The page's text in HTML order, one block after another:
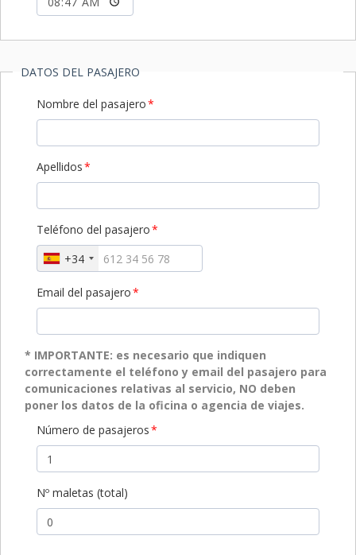
DATOS DEL PASAJERO
Nombre del pasajero
Apellidos
Teléfono del pasajero
+34
Email del pasajero
* IMPORTANTE: es necesario que indiquen
correctamente el teléfono y email del pasajero para
comunicaciones relativas al servicio, NO deben
poner los datos de la oficina o agencia de viajes.
Número de pasajeros
Nº maletas (total)